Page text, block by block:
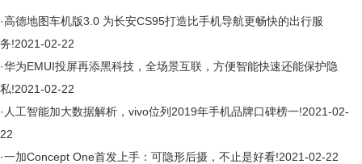
·高德地图车机版3.0 为长安CS95打造比手机导航更畅快的出行服
务!2021-02-22
·华为EMUI投屏再添黑科技，全场景互联，方便智能快速还能保护隐
私!2021-02-22
· 人工智能加大数据解析，vivo位列2019年手机品牌口碑榜一!2021-02-
22
·一加Concept One首发上手：可隐形后摄，不止是好看!2021-02-22